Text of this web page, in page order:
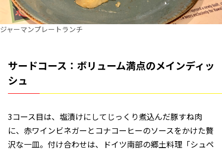
ジャーマンプレートランチ
サードコース：ボリューム満点のメインディッ
シュ
3コース目は、塩漬けにしてじっくり煮込んだ豚すね肉
に、赤ワインビネガーとコナコーヒーのソースをかけた贅
沢な一皿。付け合わせは、ドイツ南部の郷土料理「シュペ